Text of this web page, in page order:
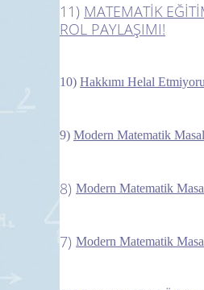
11) MATEMATİK
ROL PAYLAŞIMI!
10) Hakkımı Helal
9) Modern Matematik
8) Modern Matematik
7) Modern Matematik